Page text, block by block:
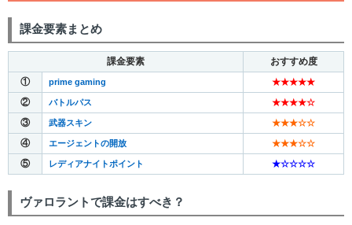
課金要素まとめ
課金要素
おすすめ度
①
prime gaming ★★★★★
② バトルパス ★★★★☆
③ 武器スキン ★★★☆☆
④ エージェントの開放 ★★★☆☆
⑤ レディアナイトポイント ★☆☆☆☆
ヴァロラントで課金はすべき？